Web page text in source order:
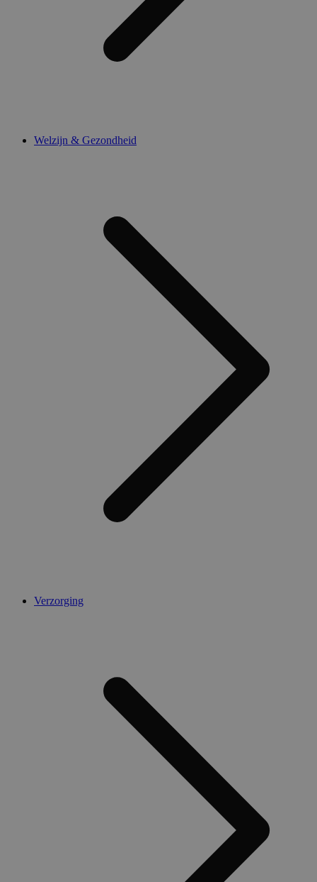
Welzijn & Gezondheid
Verzorging